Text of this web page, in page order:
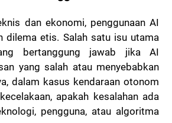
dan ekonomi, penggunaan AI
dilema etis. Salah satu isu utama
bertanggung jawab jika AI
yang salah atau menyebabkan
dalam kasus kendaraan otonom
apakah kesalahan ada
pengguna, atau algoritma